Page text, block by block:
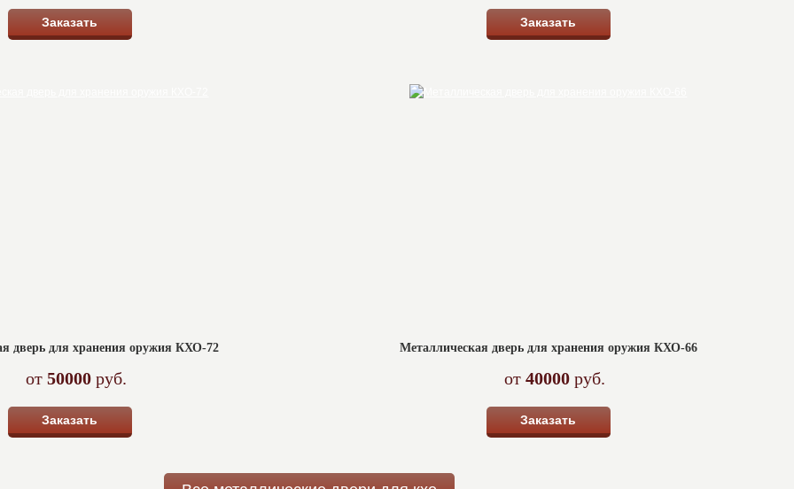
Заказать Заказать
дверь для хранения оружия КХО-72
от50000 руб.
Заказать
Металлическая дверь для хранения оружия КХО-66
от40000 руб.
Заказать